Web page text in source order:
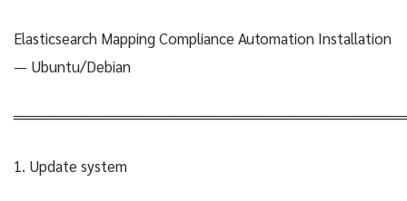
Elasticsearch Mapping Compliance Automation Installation
— Ubuntu/Debian
1. Update system